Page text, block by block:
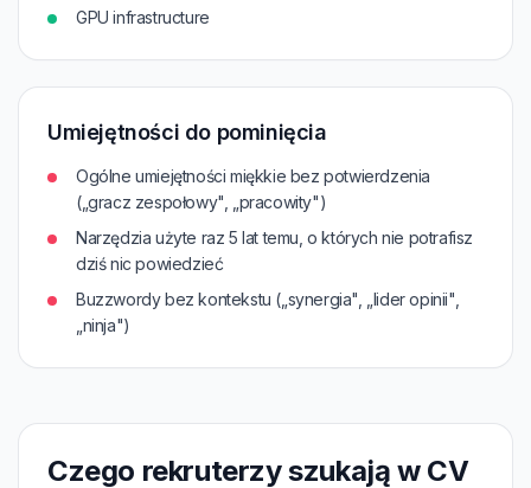
GPU infrastructure
Umiejętności do pominięcia
Ogólne umiejętności miękkie bez potwierdzenia
(„gracz zespołowy", „pracowity")
Narzędzia użyte raz 5 lat temu, o których nie potrafisz
dziś nic powiedzieć
Buzzwordy bez kontekstu („synergia", „lider opinii",
„ninja")
Czego rekruterzy szukają w CV